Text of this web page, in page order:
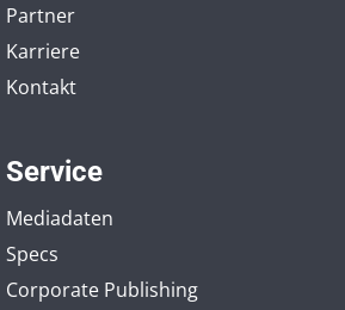
Partner
Karriere
Kontakt
Service
Mediadaten
Specs
Corporate Publishing